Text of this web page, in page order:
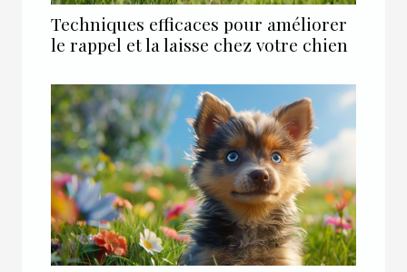
Techniques efficaces pour améliorer
le rappel et la laisse chez votre chien